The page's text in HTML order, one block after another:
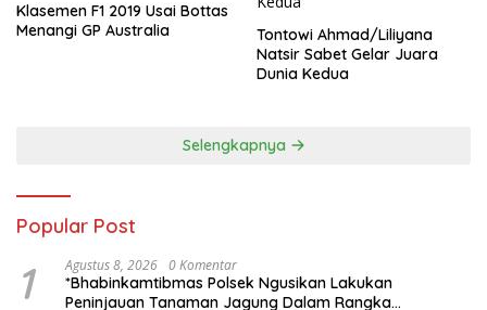
Klasemen F1 2019 Usai Bottas
Menangi GP Australia
Tontowi Ahmad/Liliyana
Natsir Sabet Gelar Juara
Dunia Kedua
Selengkapnya
Popular Post
1 Agustus 8, 2026 0 Komentar
*Bhabinkamtibmas Polsek Ngusikan Lakukan
Peninjauan Tanaman Jagung Dalam Rangka